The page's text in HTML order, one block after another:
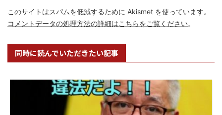
このサイトはスパムを低減するために Akismet を使っています。
コメントデータの処理方法の詳細はこちらをご覧ください。
同時に読んでいただきたい記事